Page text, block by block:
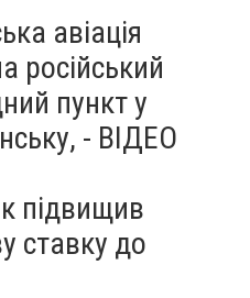
авіація
російський
пункт у
- ВІДЕО
підвищив
ставку до